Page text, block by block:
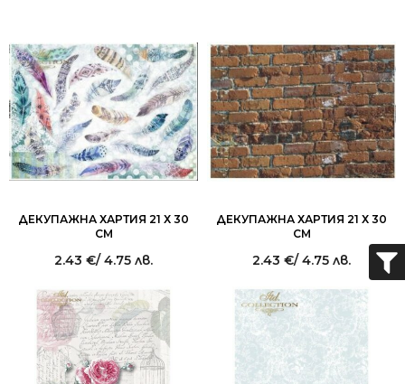
ДЕКУПАЖНА ХАРТИЯ 21 Х 30
СМ
2.43 €/ 4.75 лв.
ДЕКУПАЖНА ХАРТИЯ 21 Х 30
СМ
2.43 €/ 4.75 лв.